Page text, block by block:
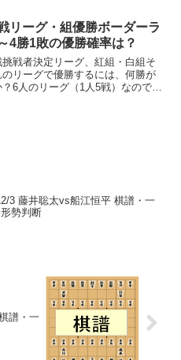
リーグ・組優勝ボーダーラ
4勝1敗の優勝確率は？
挑戦者決定リーグ、紅組・白組そ
のリーグで優勝するには、何勝が
？6人のリーグ（1人5戦）なので、
3 藤井聡太vs船江恒平 棋譜・一
勢判断
譜・一